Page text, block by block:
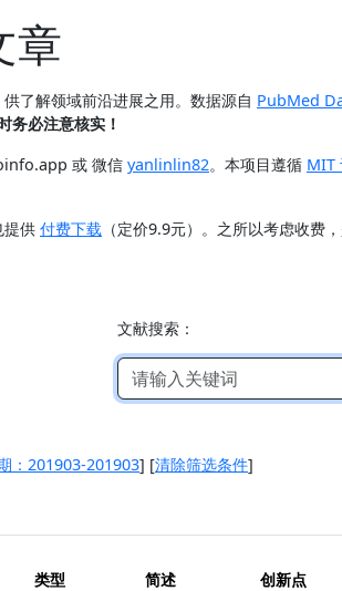
章
了解领域前沿进展之用。数据源自 PubMed
务必注意核实！
或 微信 yanlinlin82。本项目遵循 MIT
提供 付费下载 （定价9.9元）。之所以考虑收费
文献搜索：
：201903-201903] [清除筛选条件]
类型 简述 创新点